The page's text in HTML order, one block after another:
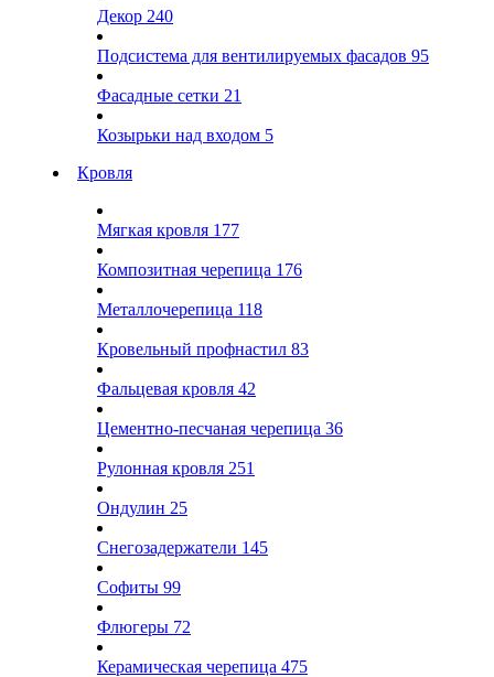
Декор 240
Подсистема для вентилируемых фасадов 95
Фасадные сетки 21
Козырьки над входом 5
Кровля
Мягкая кровля 177
Композитная черепица 176
Металлочерепица 118
Кровельный профнастил 83
Фальцевая кровля 42
Цементно-песчаная черепица 36
Рулонная кровля 251
Ондулин 25
Снегозадержатели 145
Софиты 99
Флюгеры 72
Керамическая черепица 475